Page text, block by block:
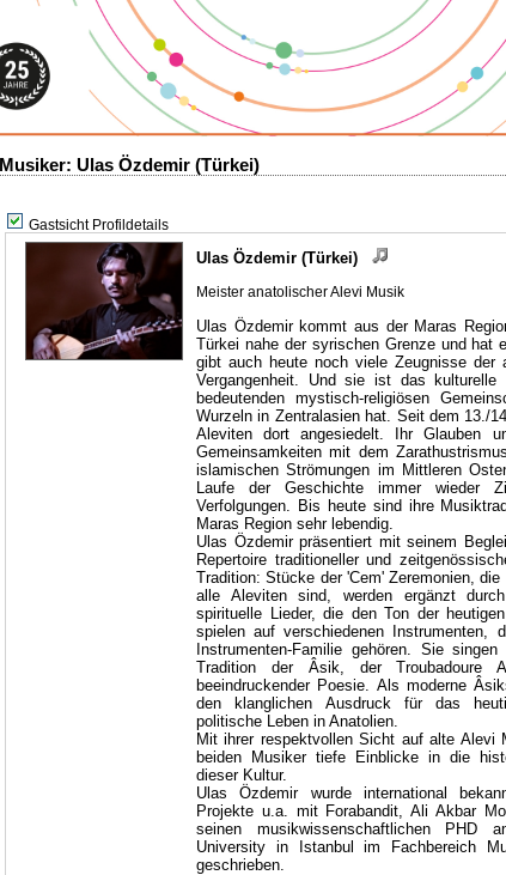
Musiker: Ulas Özdemir (Türkei)
Gastsicht Profildetails
Ulas Özdemir (Türkei)
Meister anatolischer Alevi Musik
Ulas Özdemir kommt aus der Maras
Türkei nahe der syrischen Grenze und hat
gibt auch heute noch viele Zeugnisse der
Vergangenheit. Und sie ist das kulturelle
bedeutenden mystisch-religiösen
Wurzeln in Zentralasien hat. Seit dem 13./
Aleviten dort angesiedelt. Ihr Glauben
Gemeinsamkeiten mit dem
islamischen Strömungen im Mittleren
Laufe der Geschichte immer wieder
Verfolgungen. Bis heute sind ihre
Maras Region sehr lebendig.
Ulas Özdemir präsentiert mit seinem
Repertoire traditioneller und
Tradition: Stücke der 'Cem' Zeremonien,
alle Aleviten sind, werden ergänzt
spirituelle Lieder, die den Ton der
spielen auf verschiedenen Instrumenten,
Instrumenten-Familie gehören. Sie
Tradition der Âsik, der Troubadoure
beeindruckender Poesie. Als moderne
den klanglichen Ausdruck für das
politische Leben in Anatolien.
Mit ihrer respektvollen Sicht auf alte Alevi
beiden Musiker tiefe Einblicke in die
dieser Kultur.
Ulas Özdemir wurde international
Projekte u.a. mit Forabandit, Ali Akbar
seinen musikwissenschaftlichen PHD
University in Istanbul im Fachbereich
geschrieben.